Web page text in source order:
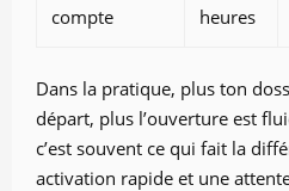
compte
heures
Dans la pratique, plus ton
départ, plus l’ouverture est
c’est souvent ce qui fait la
activation rapide et une